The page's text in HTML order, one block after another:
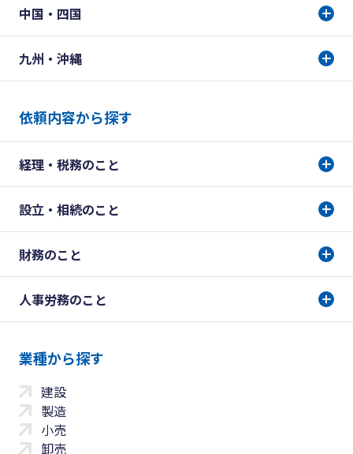
中国・四国
九州・沖縄
依頼内容から探す
経理・税務のこと
設立・相続のこと
財務のこと
人事労務のこと
業種から探す
建設
製造
小売
卸売